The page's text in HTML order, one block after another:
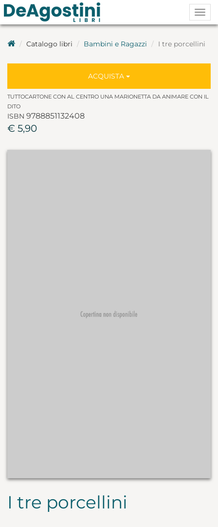
Catalogo libri Bambini e Ragazzi I tre porcellini
ACQUISTA
TUTTOCARTONE CON AL CENTRO UNA MARIONETTA DA ANIMARE CON IL
DITO
ISBN 9788851132408
€ 5,90
I tre porcellini